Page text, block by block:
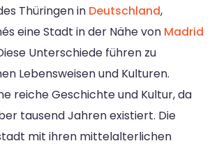
Thüringen in Deutschland,
eine Stadt in der Nähe von Madrid
Unterschiede führen zu
Lebensweisen und Kulturen.
reiche Geschichte und Kultur, da
tausend Jahren existiert. Die
mit ihren mittelalterlichen